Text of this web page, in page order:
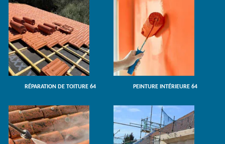
RÉPARATION DE TOITURE 64 PEINTURE INTÉRIEURE 64